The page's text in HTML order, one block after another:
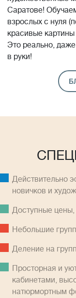
Саратове!
взрослых с нуля
красивые
Это реально,
в руки!
Действительно
новичков и
Доступные
Небольшие
Деление на
Просторная и
кабинетами,
натюрмортным